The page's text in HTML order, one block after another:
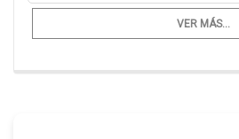
VER MÁS...